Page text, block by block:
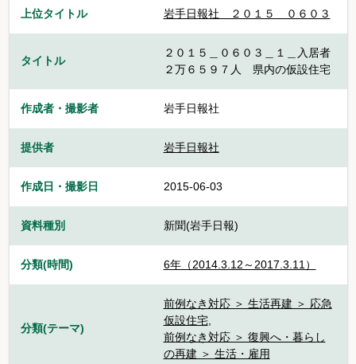
上位タイトル 岩手日報社＿２０１５＿０６０３
タイトル
２０１５＿０６０３＿１＿入居者
２万６５９７人 県内の仮設住宅
作成者・撮影者 岩手日報社
提供者 岩手日報社
作成日・撮影日 2015-06-03
資料種別 新聞(岩手日報)
分類(時間) 6年（2014.3.12～2017.3.11）
分類(テーマ)
前例なき対応 ＞ 生活再建 ＞ 応急
仮設住宅,
前例なき対応 ＞ 復興へ・暮らし
の再建 ＞ 生活・雇用